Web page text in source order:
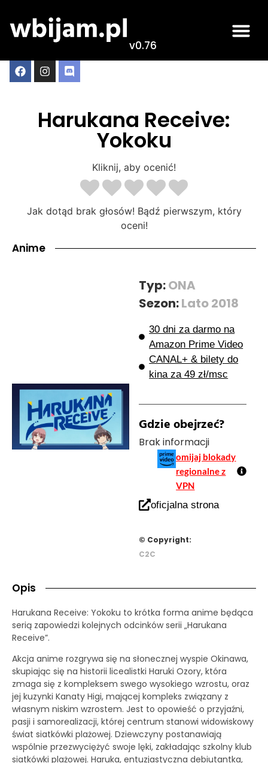
v0.76
Harukana Receive:
Yokoku
Kliknij, aby ocenić!
Jak dotąd brak głosów! Bądź pierwszym, który
oceni!
Anime
Typ:ONA
Sezon:Lato 2018
30 dni za darmo na
Amazon Prime Video
CANAL+ & bilety do
kina za 49 zł/msc
Gdzie obejrzeć?
Brak informacji
omijaj blokady
regionalne z
VPN
oficjalna strona
© Copyright:
C2C
Opis
Harukana Receive: Yokoku to krótka forma anime będąca
serią zapowiedzi kolejnych odcinków serii „Harukana
Receive”.
Akcja anime rozgrywa się na słonecznej wyspie Okinawa,
skupiając się na historii licealistki Haruki Ozory, która
zmaga się z kompleksem swego wysokiego wzrostu, oraz
jej kuzynki Kanaty Higi, mającej kompleks związany z
własnym niskim wzrostem. Jest to opowieść o przyjaźni,
pasji i samorealizacji, której centrum stanowi widowiskowy
świat siatkówki plażowej. Dziewczyny postanawiają
wspólnie przezwyciężyć swoje lęki, zakładając szkolny klub
siatkówki plażowej. Haruka, entuzjastyczna debiutantka,